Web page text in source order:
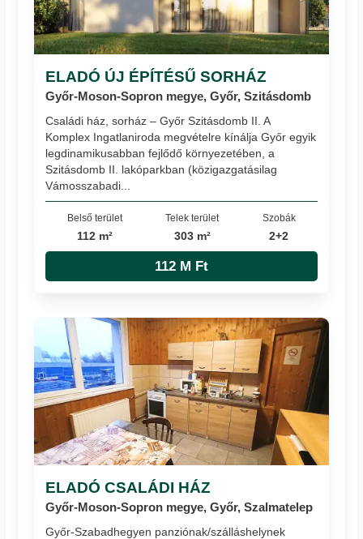
ELADÓ ÚJ ÉPÍTÉSŰ SORHÁZ
Győr-Moson-Sopron megye, Győr, Szitásdomb
Családi ház, sorház – Győr Szitásdomb II. A
Komplex Ingatlaniroda megvételre kínálja Győr egyik
legdinamikusabban fejlődő környezetében, a
Szitásdomb II. lakóparkban (közigazgatásilag
Vámosszabadi...
Belső terület
112 m²
Telek terület
303 m²
Szobák
2+2
112 M Ft
ELADÓ CSALÁDI HÁZ
Győr-Moson-Sopron megye, Győr, Szalmatelep
Győr-Szabadhegyen panziónak/szálláshelynek